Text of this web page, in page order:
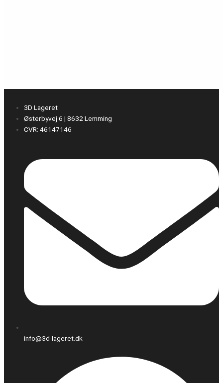
3D Lageret
Østerbyvej 6 | 8632 Lemming
CVR: 46147146
info@3d-lageret.dk